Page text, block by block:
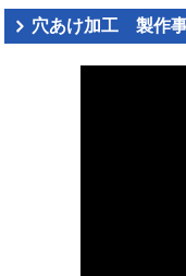
穴あけ加工 製作